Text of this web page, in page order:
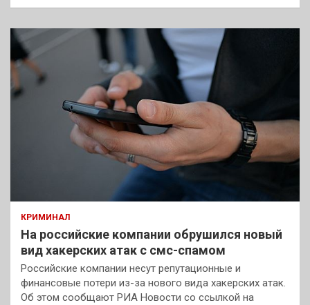
КРИМИНАЛ
На российские компании обрушился новый
вид хакерских атак с смс-спамом
Российские компании несут репутационные и
финансовые потери из-за нового вида хакерских атак.
Об этом сообщают РИА Новости со ссылкой на